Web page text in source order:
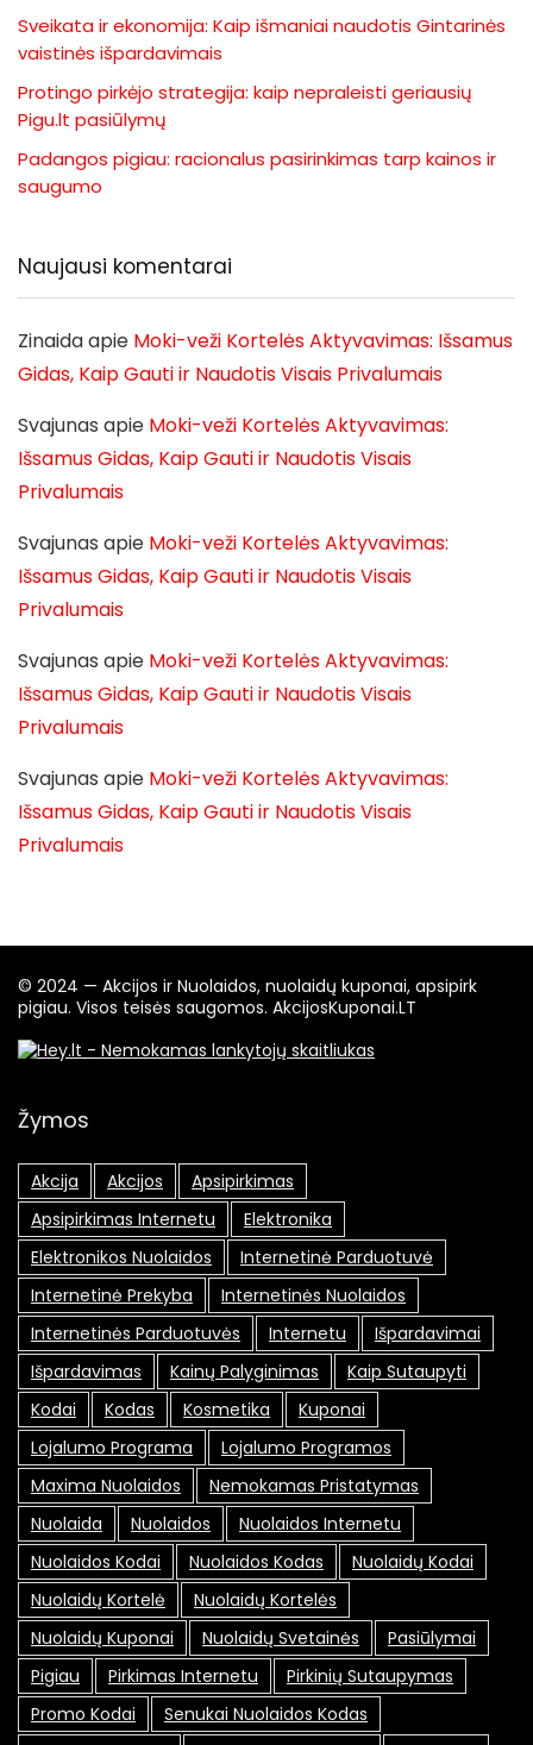
Sveikata ir ekonomija: Kaip išmaniai naudotis Gintarinės
vaistinės išpardavimais
Protingo pirkėjo strategija: kaip nepraleisti geriausių
Pigu.lt pasiūlymų
Padangos pigiau: racionalus pasirinkimas tarp kainos ir
saugumo
Naujausi komentarai
Zinaidaapie Moki-veži Kortelės Aktyvavimas: Išsamus
Gidas, Kaip Gauti ir Naudotis Visais Privalumais
Svajunas apie Moki-veži Kortelės Aktyvavimas:
Išsamus Gidas, Kaip Gauti ir Naudotis Visais
Privalumais
Svajunas apie Moki-veži Kortelės Aktyvavimas:
Išsamus Gidas, Kaip Gauti ir Naudotis Visais
Privalumais
Svajunas apie Moki-veži Kortelės Aktyvavimas:
Išsamus Gidas, Kaip Gauti ir Naudotis Visais
Privalumais
Svajunas apie Moki-veži Kortelės Aktyvavimas:
Išsamus Gidas, Kaip Gauti ir Naudotis Visais
Privalumais
© 2024 — Akcijos ir Nuolaidos, nuolaidų kuponai, apsipirk
pigiau. Visos teisės saugomos. AkcijosKuponai.LT
Žymos
Akcija Akcijos
Apsipirkimas
Apsipirkimas Internetu
Elektronika
Elektronikos Nuolaidos
Internetinė Parduotuvė
Internetinė Prekyba
Internetinės Nuolaidos
Internetinės Parduotuvės
Internetu
Išpardavimai
Išpardavimas
Kainų Palyginimas
Kaip Sutaupyti
Kodai
Kodas Kosmetika
Kuponai
Lojalumo Programa
Lojalumo Programos
Maxima Nuolaidos
Nemokamas Pristatymas
Nuolaida
Nuolaidos
Nuolaidos Internetu
Nuolaidos Kodai
Nuolaidos Kodas
Nuolaidų Kodai
Nuolaidų Kortelė
Nuolaidų Kortelės
Nuolaidų Kuponai
Nuolaidų Svetainės
Pasiūlymai
Pigiau
Pirkimas Internetu
Pirkinių Sutaupymas
Promo Kodai
Senukai Nuolaidos Kodas